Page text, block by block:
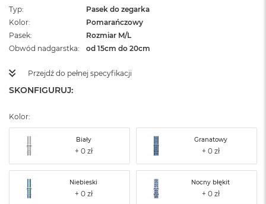
Typ
Pasek do zegarka
Kolor
Pomarańczowy
Pasek
Rozmiar M/L
Obwód nadgarstka
od 15cm do 20cm
Przejdź do pełnej specyfikacji
SKONFIGURUJ:
Kolor:
Biały Granatowy
Niebieski Nocny błękit